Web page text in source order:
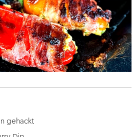
gehackt